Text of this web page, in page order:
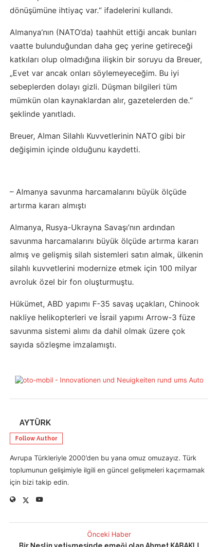
dönüşümüne ihtiyaç var.“ ifadelerini kullandı.
Almanya’nın (NATO’da) taahhüt ettiği ancak bunları
vaatte bulunduğundan daha geç yerine getireceği
katkıları olup olmadığına ilişkin bir soruyu da Breuer,
„Evet var ancak onları söylemeyeceğim. Bu iyi
sebeplerden dolayı gizli. Düşman bilgileri tüm
mümkün olan kaynaklardan alır, gazetelerden de.“
şeklinde yanıtladı.
Breuer, Alman Silahlı Kuvvetlerinin NATO gibi bir
değişimin içinde olduğunu kaydetti.
– Almanya savunma harcamalarını büyük ölçüde
artırma kararı almıştı
Almanya, Rusya-Ukrayna Savaşı’nın ardından
savunma harcamalarını büyük ölçüde artırma kararı
almış ve gelişmiş silah sistemleri satın almak, ülkenin
silahlı kuvvetlerini modernize etmek için 100 milyar
avroluk özel bir fon oluşturmuştu.
Hükümet, ABD yapımı F-35 savaş uçakları, Chinook
nakliye helikopterleri ve İsrail yapımı Arrow-3 füze
savunma sistemi alımı da dahil olmak üzere çok
sayıda sözleşme imzalamıştı.
AYTÜRK
Follow Author
Avrupa Türkleriyle 2000’den bu yana omuz omuzayız. Türk
toplumunun gelişimiyle ilgili en güncel gelişmeleri kaçırmamak
için bizi takip edin.
Önceki Haber